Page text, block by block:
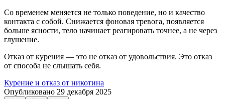
Со временем меняется не только поведение, но и качество
контакта с собой. Снижается фоновая тревога, появляется
больше ясности, тело начинает реагировать точнее, а не через
глушение.
Отказ от курения — это не отказ от удовольствия. Это отказ
от способа не слышать себя.
Курение и отказ от никотина
Опубликовано 29 декабря 2025